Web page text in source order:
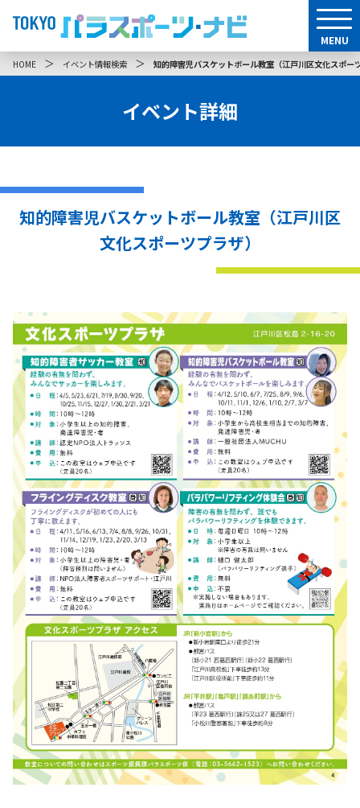
MENU
HOME ＞ イベント情報検索 ＞ 知的障害児バスケットボール教室（江戸川区文化スポー
イベント詳細
知的障害児バスケットボール教室（江戸川区
文化スポーツプラザ）